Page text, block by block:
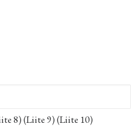
8)(Liite 9)(Liite 10)